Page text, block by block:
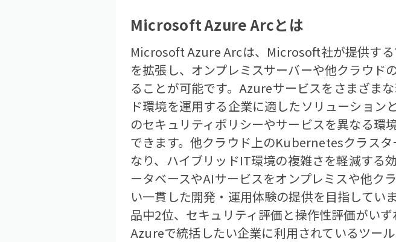
Microsoft Azure Arcとは
Microsoft Azure Arcは、Microsoft社が提供す
を拡張し、オンプレミスサーバーや他クラウ
ることが可能です。Azureサービスをさまざま
ド環境を運用する企業に適したソリューショ
のセキュリティポリシーやサービスを異なる環
できます。他クラウド上のKubernetesクラス
なり、ハイブリッドIT環境の複雑さを軽減す
ータベースやAIサービスをオンプレミスや他ク
い一貫した開発・運用体験の提供を目指して
品中2位、セキュリティ評価と操作性評価がい
Azureで統括したい企業に利用されているツール